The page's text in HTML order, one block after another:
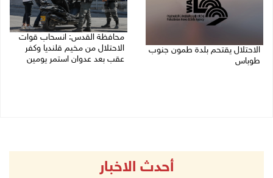
الاحتلال يقتحم بلدة طمون جنوب
طوباس
محافظة القدس: انسحاب قوات
الاحتلال من مخيم قلنديا وكفر
عقب بعد عدوان استمر يومين
أحدث الاخبار